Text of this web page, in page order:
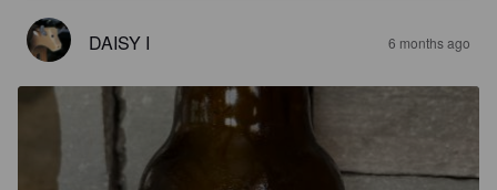
DAISY I 6 months ago